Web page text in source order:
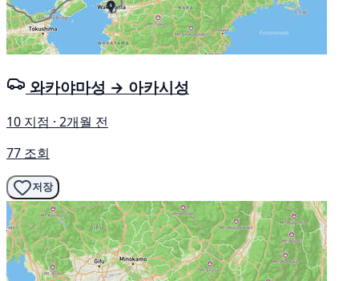
와카야마성 → 아카시성
10 지점 · 2개월 전
77 조회
저장